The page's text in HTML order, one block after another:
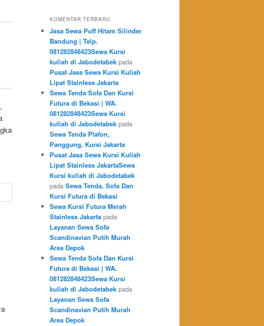
KOMENTAR TERBARU
Jasa Sewa Puff Hitam Silinder
Bandung | Telp.
081282848423Sewa Kursi
kuliah di Jabodetabek pada
Pusat Jasa Sewa Kursi Kuliah
Lipat Stainless Jakarta
Sewa Tenda Sofa Dan Kursi
Futura di Bekasi | WA.
081282848423Sewa Kursi
kuliah di Jabodetabek pada
Sewa Tenda Plafon,
Panggung, Kursi Jakarta
Pusat Jasa Sewa Kursi Kuliah
Lipat Stainless JakartaSewa
Kursi kuliah di Jabodetabek
pada Sewa Tenda, Sofa Dan
Kursi Futura di Bekasi
Sewa Kursi Futura Merah
Stainless Jakarta pada
Layanan Sewa Sofa
Scandinavian Putih Murah
Area Depok
Sewa Tenda Sofa Dan Kursi
Futura di Bekasi | WA.
081282848423Sewa Kursi
kuliah di Jabodetabek pada
Layanan Sewa Sofa
Scandinavian Putih Murah
Area Depok